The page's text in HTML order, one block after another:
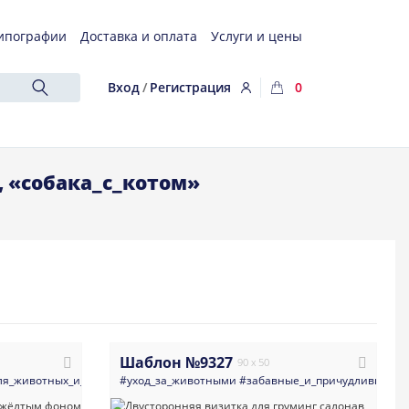
Доставка и оплата Услуги и цены
Вход/ Регистрация 0
#геометрия #яркие#праздничные#визитка
Шаблон №9327 90 x 50
#уход_за_животными #забавные_и_причудливые